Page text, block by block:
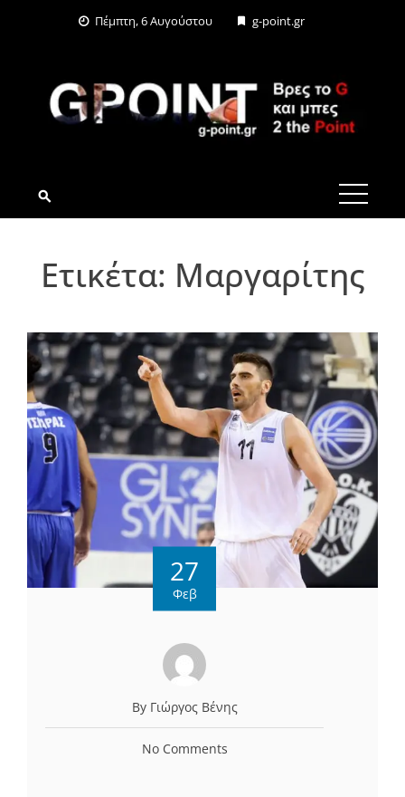
Πέμπτη, 6 Αυγούστου g-point.gr
G-POINT.GR
Ετικέτα: Μαργαρίτης
27
Φεβ
By Γιώργος Βένης
No Comments